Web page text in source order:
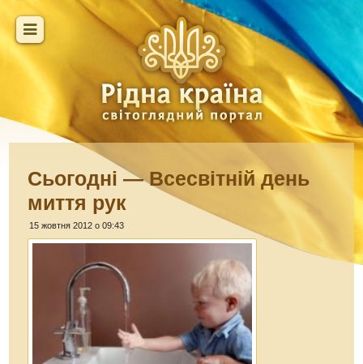
Сьогодні — Всесвітній день
миття рук
15 жовтня 2012 о 09:43